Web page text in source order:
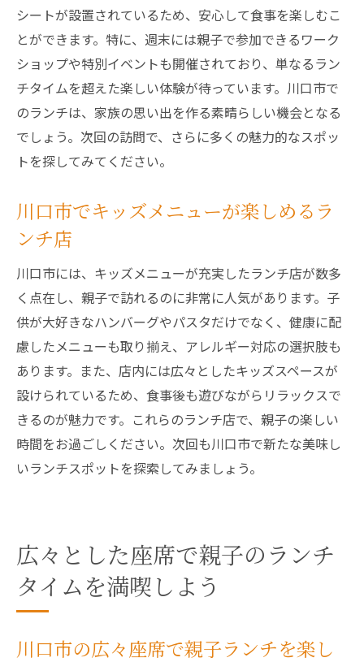
シートが設置されているため、安心して食事を楽しむこ
とができます。特に、週末には親子で参加できるワーク
ショップや特別イベントも開催されており、単なるラン
チタイムを超えた楽しい体験が待っています。川口市で
のランチは、家族の思い出を作る素晴らしい機会となる
でしょう。次回の訪問で、さらに多くの魅力的なスポッ
トを探してみてください。
川口市でキッズメニューが楽しめるラ
ンチ店
川口市には、キッズメニューが充実したランチ店が数多
く点在し、親子で訪れるのに非常に人気があります。子
供が大好きなハンバーグやパスタだけでなく、健康に配
慮したメニューも取り揃え、アレルギー対応の選択肢も
あります。また、店内には広々としたキッズスペースが
設けられているため、食事後も遊びながらリラックスで
きるのが魅力です。これらのランチ店で、親子の楽しい
時間をお過ごしください。次回も川口市で新たな美味し
いランチスポットを探索してみましょう。
広々とした座席で親子のランチ
タイムを満喫しよう
川口市の広々座席で親子ランチを楽し